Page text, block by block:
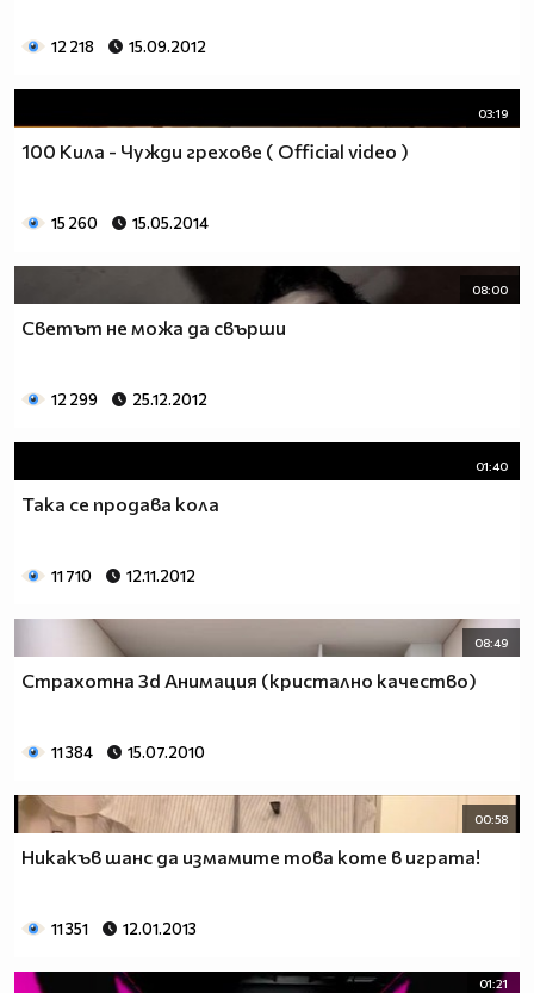
12 218 15.09.2012
03:19
100 Кила - Чужди грехове ( Official video )
15 260 15.05.2014
08:00
Светът не можа да свърши
12 299 25.12.2012
01:40
Така се продава кола
11 710 12.11.2012
08:49
Страхотна 3d Анимация (кристално качество)
11 384 15.07.2010
00:58
Никакъв шанс да измамите това коте в играта!
11 351 12.01.2013
01:21